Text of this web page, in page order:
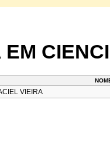
VIEIRA